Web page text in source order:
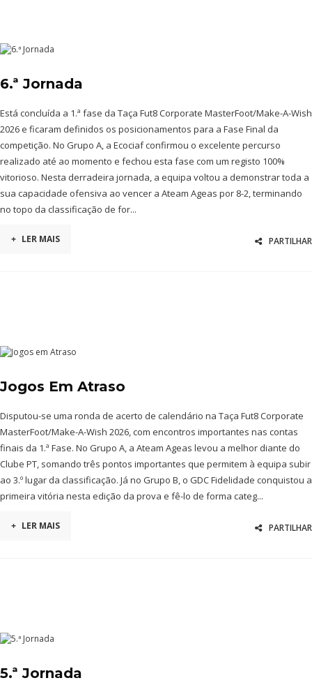
6.ª Jornada
Está concluída a 1.ª fase da Taça Fut8 Corporate MasterFoot/Make-A-Wish
2026 e ficaram definidos os posicionamentos para a Fase Final da
competição. No Grupo A, a Ecociaf confirmou o excelente percurso
realizado até ao momento e fechou esta fase com um registo 100%
vitorioso. Nesta derradeira jornada, a equipa voltou a demonstrar toda a
sua capacidade ofensiva ao vencer a Ateam Ageas por 8-2, terminando
no topo da classificação de for...
+ LER MAIS PARTILHAR
Jogos Em Atraso
Disputou-se uma ronda de acerto de calendário na Taça Fut8 Corporate
MasterFoot/Make-A-Wish 2026, com encontros importantes nas contas
finais da 1.ª Fase. No Grupo A, a Ateam Ageas levou a melhor diante do
Clube PT, somando três pontos importantes que permitem à equipa subir
ao 3.º lugar da classificação. Já no Grupo B, o GDC Fidelidade conquistou a
primeira vitória nesta edição da prova e fê-lo de forma categ...
+ LER MAIS PARTILHAR
5.ª Jornada